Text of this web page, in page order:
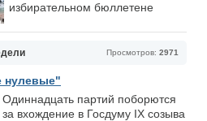
избирательном бюллетене
Просмотров: 2971
нулевые"
Одиннадцать партий поборются
за вхождение в Госдуму IX созыва